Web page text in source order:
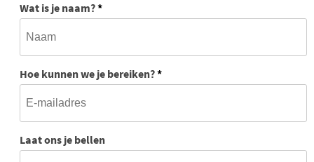
Wat is je naam?*
Hoe kunnen we je bereiken?*
Laat ons je bellen